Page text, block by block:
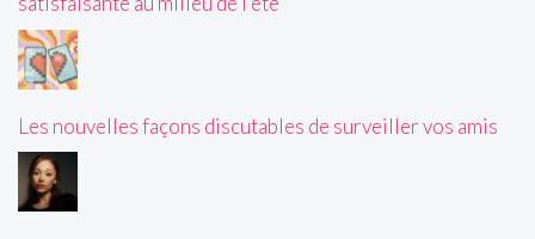
Les nouvelles façons discutables de surveiller vos amis